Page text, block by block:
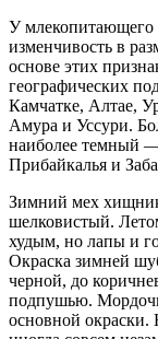
У млекопитающего
изменчивость в
основе этих
географических
Камчатке, Алтае,
Амура и Уссури.
наиболее темный —
Прибайкалья и
Зимний мех
шелковистый.
худым, но лапы и
Окраска зимней
черной, до
подпушью.
основной окраски.